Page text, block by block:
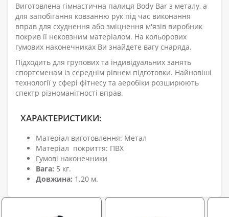
Виготовлена ​​гімнастична палиця Body Bar з металу, а
для запобігання ковзанню рук під час виконання
вправ для схуднення або зміцнення м'язів виробник
покрив її нековзним матеріалом. На кольорових
гумових наконечниках Ви знайдете вагу снаряда.
Підходить для групових та індивідуальних занять
спортсменам із середнім рівнем підготовки. Найновіші
технології у сфері фітнесу та аеробіки розширюють
спектр різноманітності вправ.
ХАРАКТЕРИСТИКИ:
Матеріал виготовлення: Метал
Матеріал покриття: ПВХ
Гумові наконечники
Вага: 5 кг.
Довжина: 1.20 м.